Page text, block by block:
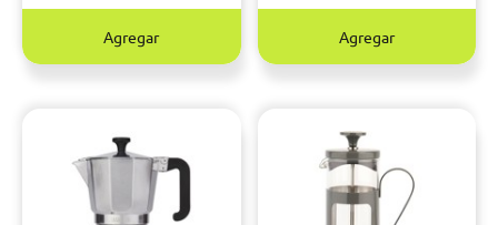
Agregar Agregar